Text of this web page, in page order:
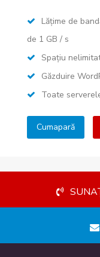
Lățime de
de 1 GB / s
Spațiu
Găzduire
Toate
Cumapară